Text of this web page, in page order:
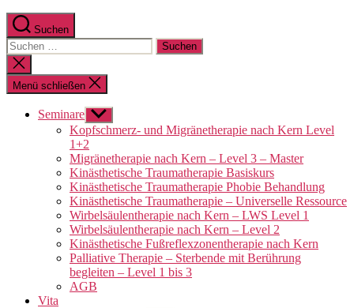
Suchen
Suchen
nach:
Suche
schließen
Menü schließen
Seminare Untermenü
anzeigen
Kopfschmerz- und Migränetherapie nach Kern Level
1+2
Migränetherapie nach Kern – Level 3 – Master
Kinästhetische Traumatherapie Basiskurs
Kinästhetische Traumatherapie Phobie Behandlung
Kinästhetische Traumatherapie – Universelle Ressource
Wirbelsäulentherapie nach Kern – LWS Level 1
Wirbelsäulentherapie nach Kern – Level 2
Kinästhetische Fußreflexzonentherapie nach Kern
Palliative Therapie – Sterbende mit Berührung
begleiten – Level 1 bis 3
AGB
Vita